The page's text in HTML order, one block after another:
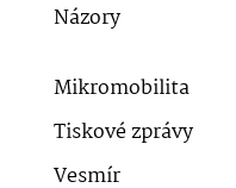
Názory
Mikromobilita
Tiskové zprávy
Vesmír